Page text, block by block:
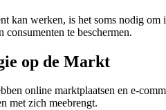
kan werken, is het soms nodig
te beschermen.
op de Markt
online marktplaatsen en e-
met zich meebrengt.